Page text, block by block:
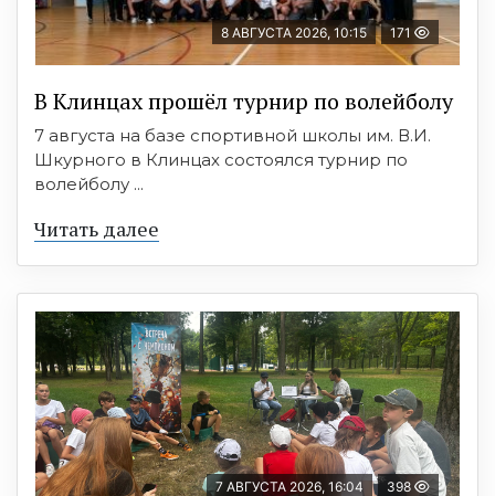
8 АВГУСТА 2026, 10:15 171
В Клинцах прошёл турнир по волейболу
7 августа на базе спортивной школы им. В.И.
Шкурного в Клинцах состоялся турнир по
волейболу ...
Читать далее
7 АВГУСТА 2026, 16:04 398